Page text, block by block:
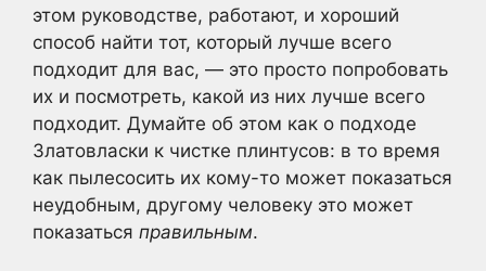
этом руководстве, работают, и хороший
способ найти тот, который лучше всего
подходит для вас, — это просто попробовать
их и посмотреть, какой из них лучше всего
подходит. Думайте об этом как о подходе
Златовласки к чистке плинтусов: в то время
как пылесосить их кому-то может показаться
неудобным, другому человеку это может
показаться правильным.